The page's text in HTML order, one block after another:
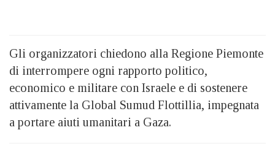
Gli organizzatori chiedono alla Regione Piemonte
di interrompere ogni rapporto politico,
economico e militare con Israele e di sostenere
attivamente la Global Sumud Flottillia, impegnata
a portare aiuti umanitari a Gaza.